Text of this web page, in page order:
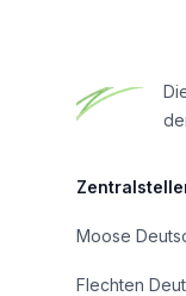
Moose
Flechten